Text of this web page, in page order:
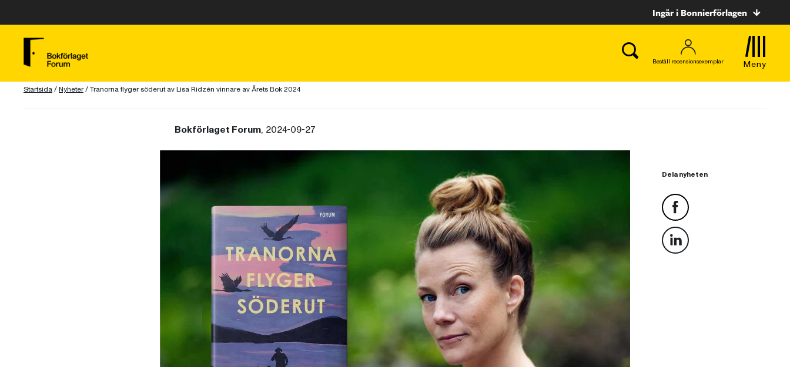
Ingår i Bonnierförlagen
Beställ recensionsexemplar Meny
Startsida/Nyheter/Tranorna flyger söderut av Lisa Ridzén vinnare av Årets Bok 2024
Bokförlaget Forum, 2024-09-27
Dela nyheten